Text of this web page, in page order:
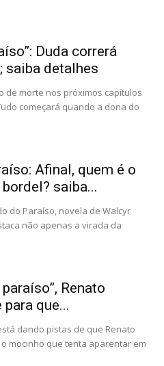
Duda correrá
saiba detalhes
de morte nos próximos capítulos
começará quando a dona do
Afinal, quem é o
saiba...
do Paraíso, novela de Walcyr
não apenas a virada da
Renato
que...
dando pistas de que Renato
mocinho que tenta aparentar em